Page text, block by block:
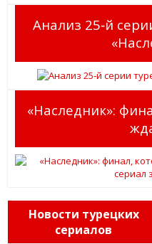
Анализ 25‑й
«Наследник»:
Новости турецких
сериалов